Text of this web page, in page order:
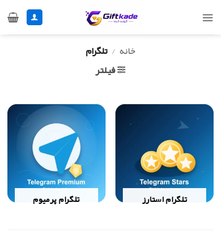
خانه / تلگرام
فیلتر
تلگرام استارز تلگرام پرمیوم